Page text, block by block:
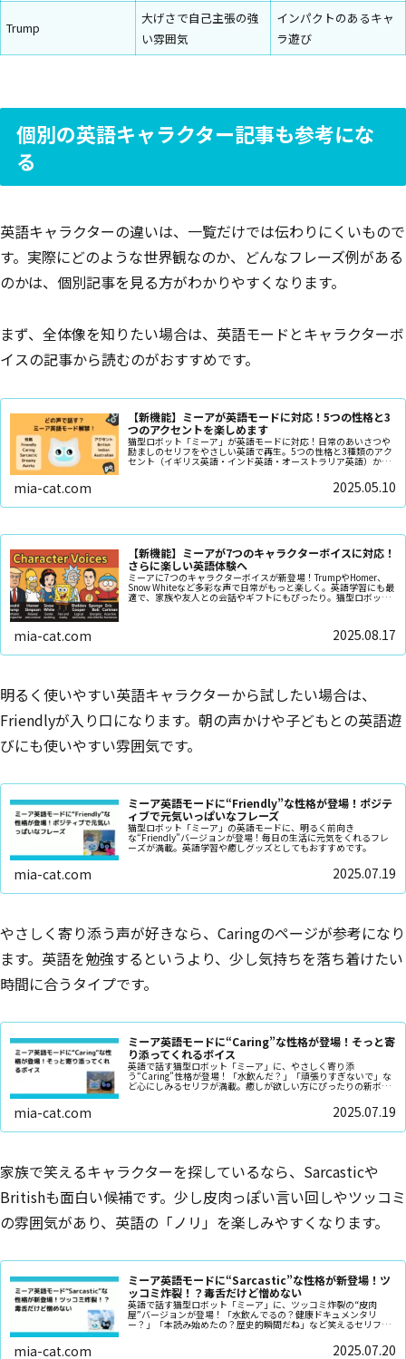
Trump
大げさで自己主張の強
い雰囲気
インパクトのあるキャ
ラ遊び
個別の英語キャラクター記事も参考にな
る
英語キャラクターの違いは、一覧だけでは伝わりにくいもので
す。実際にどのような世界観なのか、どんなフレーズ例がある
のかは、個別記事を見る方がわかりやすくなります。
まず、全体像を知りたい場合は、英語モードとキャラクターボ
イスの記事から読むのがおすすめです。
【新機能】ミーアが英語モードに対応！5つの性格と3
つのアクセントを楽しめます
猫型ロボット「ミーア」が英語モードに対応！日常のあいさつや
励ましのセリフをやさしい英語で再生。5つの性格と3種類のアク
セント（イギリス英語・インド英語・オーストラリア英語）から
mia-cat.com 2025.05.10
【新機能】ミーアが7つのキャラクターボイスに対応！
さらに楽しい英語体験へ
ミーアに7つのキャラクターボイスが新登場！TrumpやHomer、
Snow Whiteなど多彩な声で日常がもっと楽しく。英語学習にも最
適で、家族や友人との会話やギフトにもぴったり。猫型ロボット
mia-cat.com 2025.08.17
明るく使いやすい英語キャラクターから試したい場合は、
Friendlyが入り口になります。朝の声かけや子どもとの英語遊
びにも使いやすい雰囲気です。
ミーア英語モードに“Friendly”な性格が登場！ポジテ
ィブで元気いっぱいなフレーズ
猫型ロボット「ミーア」の英語モードに、明るく前向き
な“Friendly”バージョンが登場！毎日の生活に元気をくれるフレ
ーズが満載。英語学習や癒しグッズとしてもおすすめです。
mia-cat.com 2025.07.19
やさしく寄り添う声が好きなら、Caringのページが参考になり
ます。英語を勉強するというより、少し気持ちを落ち着けたい
時間に合うタイプです。
ミーア英語モードに“Caring”な性格が登場！そっと寄
り添ってくれるボイス
英語で話す猫型ロボット「ミーア」に、やさしく寄り添
う“Caring”性格が登場！「水飲んだ？」「頑張りすぎないで」な
ど心にしみるセリフが満載。癒しが欲しい方にぴったりの新ボイ
mia-cat.com 2025.07.19
家族で笑えるキャラクターを探しているなら、Sarcasticや
Britishも面白い候補です。少し皮肉っぽい言い回しやツッコミ
の雰囲気があり、英語の「ノリ」を楽しみやすくなります。
ミーア英語モードに“Sarcastic”な性格が新登場！ツ
ッコミ炸裂！？毒舌だけど憎めない
英語で話す猫型ロボット「ミーア」に、ツッコミ炸裂の“皮肉
屋”バージョンが登場！「水飲んでるの？健康ドキュメンタリ
ー？」「本読み始めたの？歴史的瞬間だね」など笑えるセリフが
mia-cat.com 2025.07.20